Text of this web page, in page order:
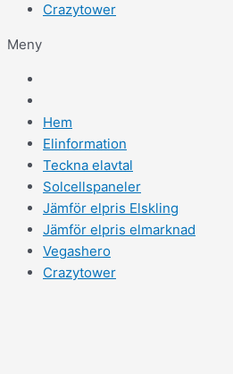
Crazytower
Meny
Hem
Elinformation
Teckna elavtal
Solcellspaneler
Jämför elpris Elskling
Jämför elpris elmarknad
Vegashero
Crazytower